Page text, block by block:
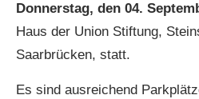
Donnerstag, den 04.
Haus der Union Stiftung,
Saarbrücken, statt.
Es sind ausreichend